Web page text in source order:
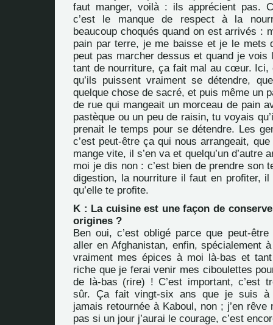
faut manger, voilà : ils apprécient pas.
c’est le manque de respect à la
beaucoup choqués quand on est arrivés :
pain par terre, je me baisse et je le mets
peut pas marcher dessus et quand je vois
tant de nourriture, ça fait mal au cœur. Ici,
qu’ils puissent vraiment se détendre,
quelque chose de sacré, et puis même un
de rue qui mangeait un morceau de pain
pastèque ou un peu de raisin, tu voyais
prenait le temps pour se détendre. Les
c’est peut-être ça qui nous arrangeait,
mange vite, il s’en va et quelqu’un d’autre
moi je dis non : c’est bien de prendre son
digestion, la nourriture il faut en profiter, il
qu’elle te profite.
K : La cuisine est une façon de
origines ?
Ben oui, c’est obligé parce que peut-
aller en Afghanistan, enfin, spécialement
vraiment mes épices à moi là-bas et
riche que je ferai venir mes ciboulettes
de là-bas (rire) ! C’est important, c’est
sûr. Ça fait vingt-six ans que je suis à
jamais retournée à Kaboul, non ; j’en
pas si un jour j’aurai le courage, c’est